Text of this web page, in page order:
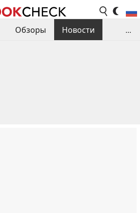
Обзоры
Новости
...